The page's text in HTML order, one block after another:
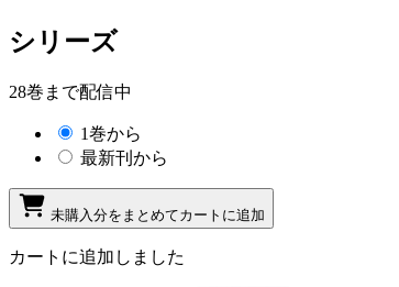
シリーズ
28巻まで配信中
1巻から
最新刊から
未購入分をまとめてカートに追加
カートに追加しました